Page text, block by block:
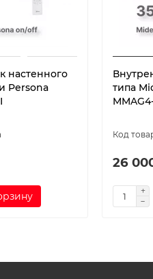
настенного
Persona
типа
26